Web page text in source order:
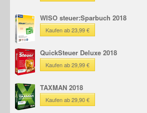
WISO steuer:Sparbuch 2018
Kaufen ab 23,99 €
QuickSteuer Deluxe 2018
Kaufen ab 29,99 €
TAXMAN 2018
Kaufen ab 29,90 €